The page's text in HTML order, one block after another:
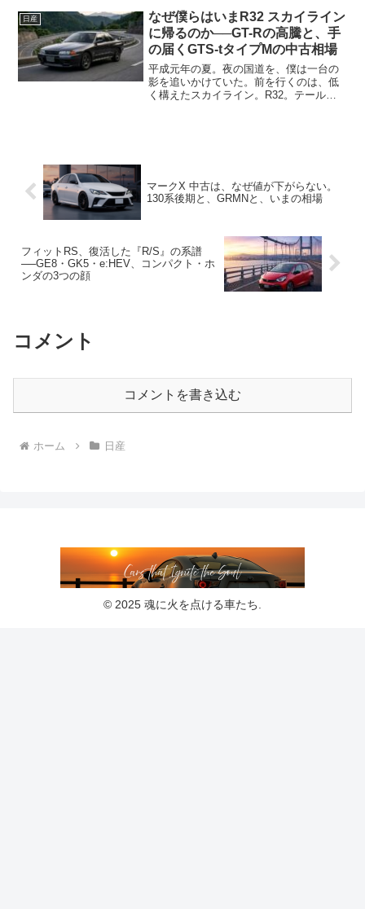
い。ファミリーカーの顔をしているの
に、内側はまっ...
日産
なぜ僕らはいまR32 スカイライン
に帰るのか──GT-Rの高騰と、手
の届くGTS-tタイプMの中古相場
平成元年の夏。夜の国道を、僕は一台の
影を追いかけていた。前を行くのは、低
く構えたスカイライン。R32。テールに
マークX 中古は、なぜ値が下がらない。
130系後期と、GRMNと、いまの相場
フィットRS、復活した『R/S』の系譜
──GE8・GK5・e:HEV、コンパクト・ホ
ンダの3つの顔
コメント
コメントを書き込む
ホーム 日産
© 2025 魂に火を点ける車たち.